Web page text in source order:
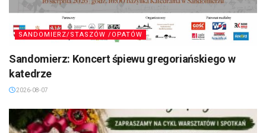
SANDOMIERZ/STASZÓW /OPATÓW
Sandomierz: Koncert śpiewu gregoriańskiego w
katedrze
2026-08-07